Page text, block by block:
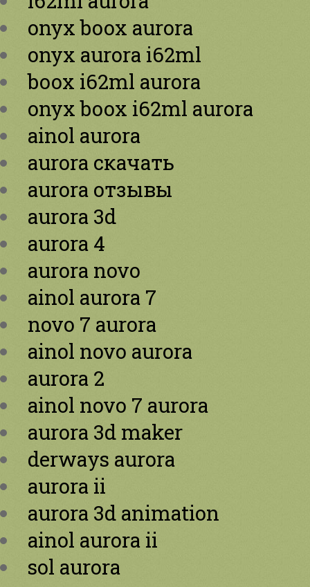
onyx boox aurora
onyx aurora i62ml
boox i62ml aurora
onyx boox i62ml aurora
ainol aurora
aurora скачать
aurora отзывы
aurora 3d
aurora 4
aurora novo
ainol aurora 7
novo 7 aurora
ainol novo aurora
aurora 2
ainol novo 7 aurora
aurora 3d maker
derways aurora
aurora ii
aurora 3d animation
ainol aurora ii
sol aurora